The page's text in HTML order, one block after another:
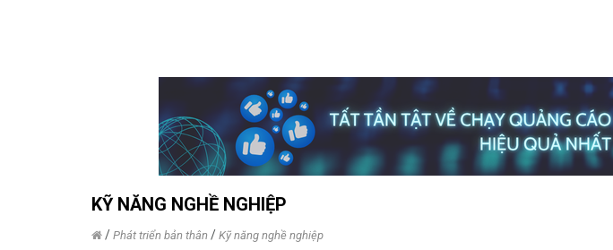
KỸ NĂNG NGHỀ NGHIỆP
/ Phát triển bản thân / Kỹ năng nghề nghiệp